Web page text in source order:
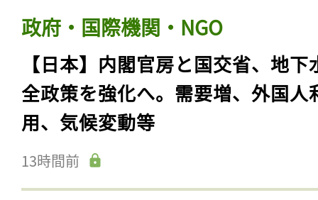
政府・国際機関・NGO
【日本】内閣官房と国交省、地下
全政策を強化へ。需要増、外国人
用、気候変動等
13時間前